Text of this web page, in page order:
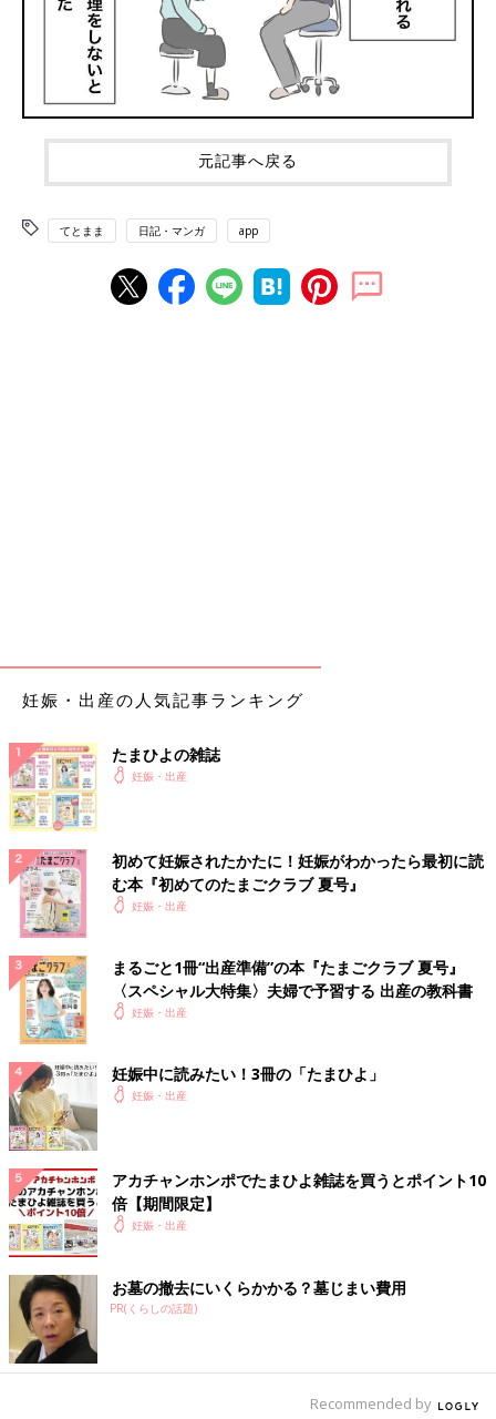
元記事へ戻る
てとまま 日記・マンガ app
妊娠・出産の人気記事ランキング
たまひよの雑誌
妊娠・出産
初めて妊娠されたかたに！妊娠がわかったら最初に読
む本『初めてのたまごクラブ 夏号』
妊娠・出産
まるごと1冊“出産準備”の本『たまごクラブ 夏号』
〈スペシャル大特集〉夫婦で予習する 出産の教科書
妊娠・出産
妊娠中に読みたい！3冊の「たまひよ」
妊娠・出産
アカチャンホンポでたまひよ雑誌を買うとポイント10
倍【期間限定】
妊娠・出産
お墓の撤去にいくらかかる？墓じまい費用
PR(くらしの話題)
Recommended by